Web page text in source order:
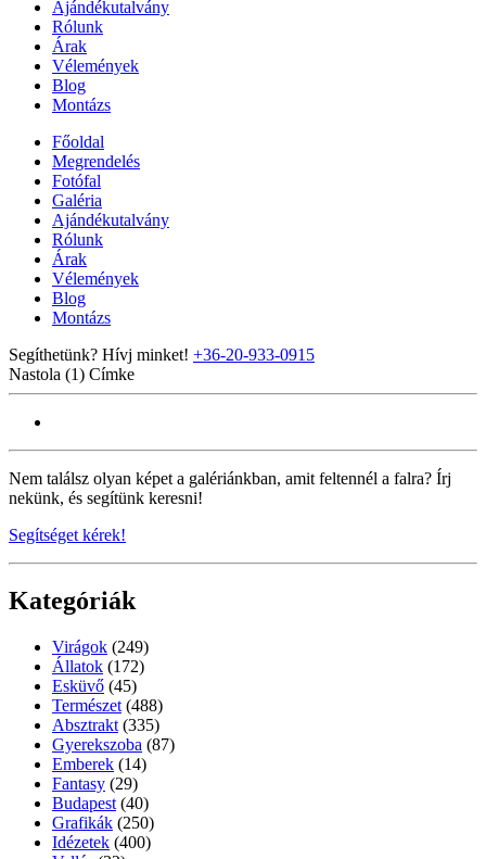
Ajándékutalvány
Rólunk
Árak
Vélemények
Blog
Montázs
Főoldal
Megrendelés
Fotófal
Galéria
Ajándékutalvány
Rólunk
Árak
Vélemények
Blog
Montázs
Segíthetünk? Hívj minket! +36-20-933-0915
Nastola (1) Címke
Nem találsz olyan képet a galériánkban, amit feltennél a falra? Írj
nekünk, és segítünk keresni!
Segítséget kérek!
Kategóriák
Virágok (249)
Állatok (172)
Esküvő (45)
Természet (488)
Absztrakt (335)
Gyerekszoba (87)
Emberek (14)
Fantasy (29)
Budapest (40)
Grafikák (250)
Idézetek (400)